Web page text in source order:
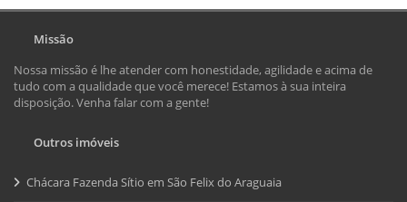
Missão
Nossa missão é lhe atender com honestidade, agilidade e acima de
tudo com a qualidade que você merece! Estamos à sua inteira
disposição. Venha falar com a gente!
Outros imóveis
Chácara Fazenda Sítio em São Felix do Araguaia